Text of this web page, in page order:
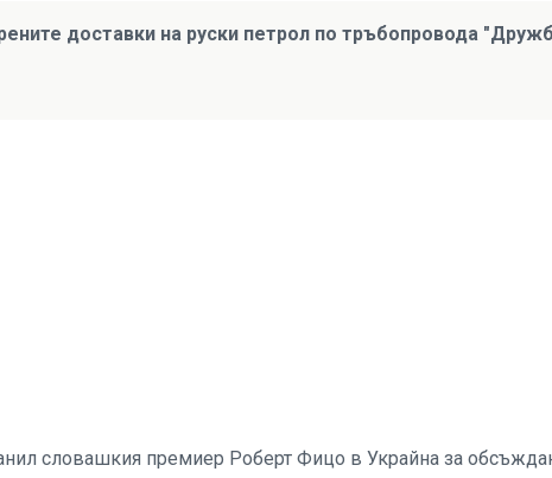
доставки на руски петрол по тръбопровода
словашкия премиер Роберт Фицо в Украйна за